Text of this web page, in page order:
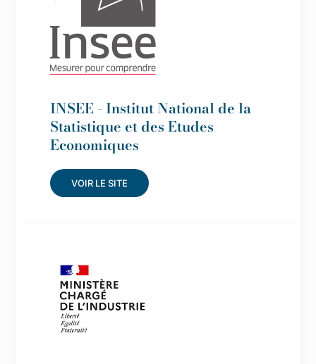
INSEE - Institut National de la
Statistique et des Etudes
Economiques
VOIR LE SITE